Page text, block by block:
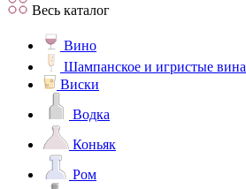
Весь каталог
Вино
Шампанское и игристые вина
Виски
Водка
Коньяк
Ром